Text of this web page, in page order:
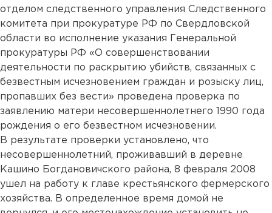
отделом следственного управления Следственного
комитета при прокуратуре РФ по Свердловской
области во исполнение указания Генеральной
прокуратуры РФ «О совершенствовании
деятельности по раскрытию убийств, связанных с
безвестным исчезновением граждан и розыску лиц,
пропавших без вести» проведена проверка по
заявлению матери несовершеннолетнего 1990 года
рождения о его безвестном исчезновении.
В результате проверки установлено, что
несовершеннолетний, проживавший в деревне
Кашино Богдановичского района, 8 февраля 2008
ушел на работу к главе крестьянского фермерского
хозяйства. В определенное время домой не